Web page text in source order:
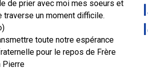
de prier avec moi mes soeurs et
traverse un moment difficile.
toute notre espérance
pour le repos de Frère
Pierre